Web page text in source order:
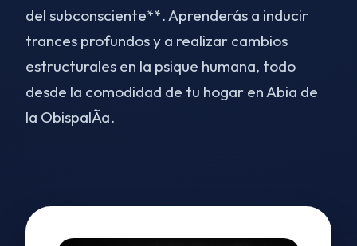
del subconsciente**. Aprenderás a inducir
trances profundos y a realizar cambios
estructurales en la psique humana, todo
desde la comodidad de tu hogar en Abia de
la ObispalÃ­a.